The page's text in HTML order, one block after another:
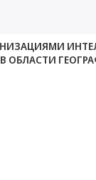
ОБЛАСТИ